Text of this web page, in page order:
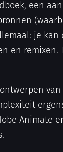
een
je kan
en remixen.
Animate